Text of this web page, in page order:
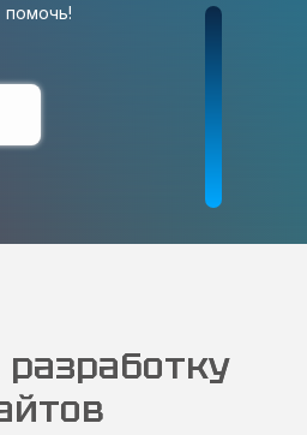
помочь!